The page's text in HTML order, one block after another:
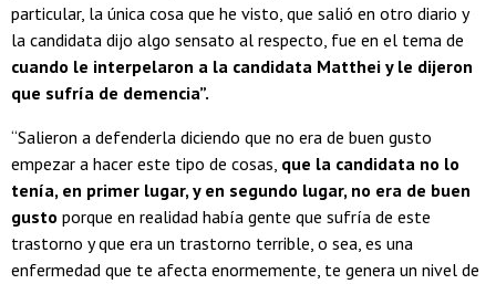
particular, la única cosa que he visto, que salió en otro diario y
la candidata dijo algo sensato al respecto, fue en el tema de
cuando le interpelaron a la candidata Matthei y le dijeron
que sufría de demencia”.
“Salieron a defenderla diciendo que no era de buen gusto
empezar a hacer este tipo de cosas, que la candidata no lo
tenía, en primer lugar, y en segundo lugar, no era de buen
gusto porque en realidad había gente que sufría de este
trastorno y que era un trastorno terrible, o sea, es una
enfermedad que te afecta enormemente, te genera un nivel de